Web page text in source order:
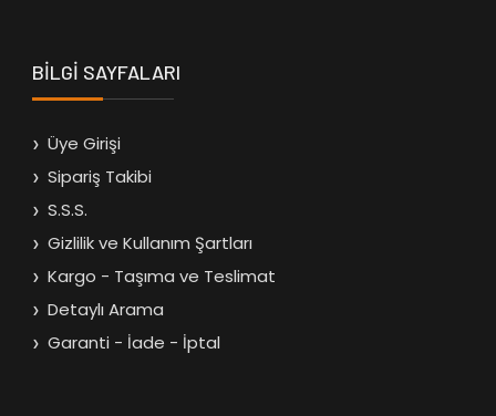
BİLGİ SAYFALARI
Üye Girişi
Sipariş Takibi
S.S.S.
Gizlilik ve Kullanım Şartları
Kargo - Taşıma ve Teslimat
Detaylı Arama
Garanti - İade - İptal